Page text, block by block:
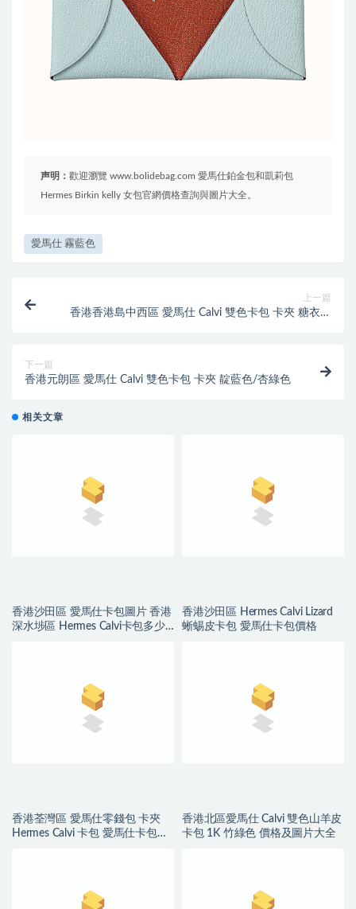
声明： 歡迎瀏覽 www.bolidebag.com 愛馬仕鉑金包和凱莉包
Hermes Birkin kelly 女包官網價格查詢與圖片大全。
愛馬仕 霧藍色
上一篇
香港香港島中西區 愛馬仕 Calvi 雙色卡包 卡夾 糖衣果
下一篇
香港元朗區 愛馬仕 Calvi 雙色卡包 卡夾 靛藍色/杏綠色
相关文章
香港沙田區 愛馬仕卡包圖片 香港
深水埗區 Hermes Calvi卡包多少
香港沙田區 Hermes Calvi Lizard
蜥蜴皮卡包 愛馬仕卡包價格
香港荃灣區 愛馬仕零錢包 卡夾
Hermes Calvi 卡包 愛馬仕卡包價
香港北區愛馬仕 Calvi 雙色山羊皮
卡包 1K 竹綠色 價格及圖片大全